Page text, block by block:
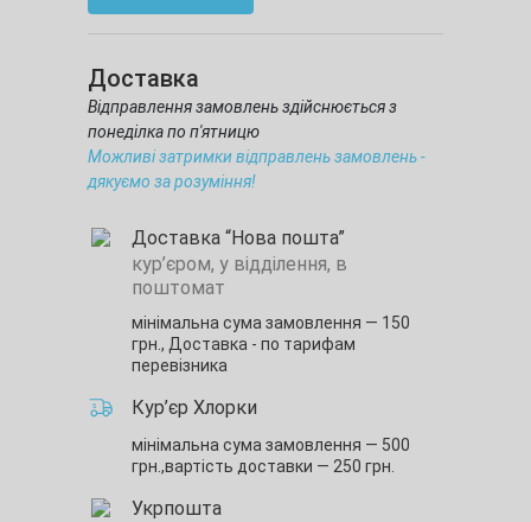
Доставка
Відправлення замовлень здійснюється з
понеділка по п'ятницю
Можливі затримки відправлень замовлень -
дякуємо за розуміння!
Доставка “Нова пошта”
кур’єром, у відділення, в
поштомат
мінімальна сума замовлення — 150
грн., Доставка - по тарифам
перевізника
Кур’єр Хлорки
мінімальна сума замовлення — 500
грн.,вартість доставки — 250 грн.
Укрпошта